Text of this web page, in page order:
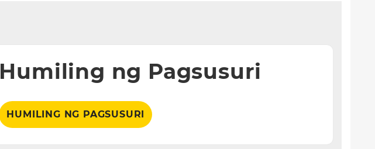
Humiling ng Pagsusuri
HUMILING NG PAGSUSURI